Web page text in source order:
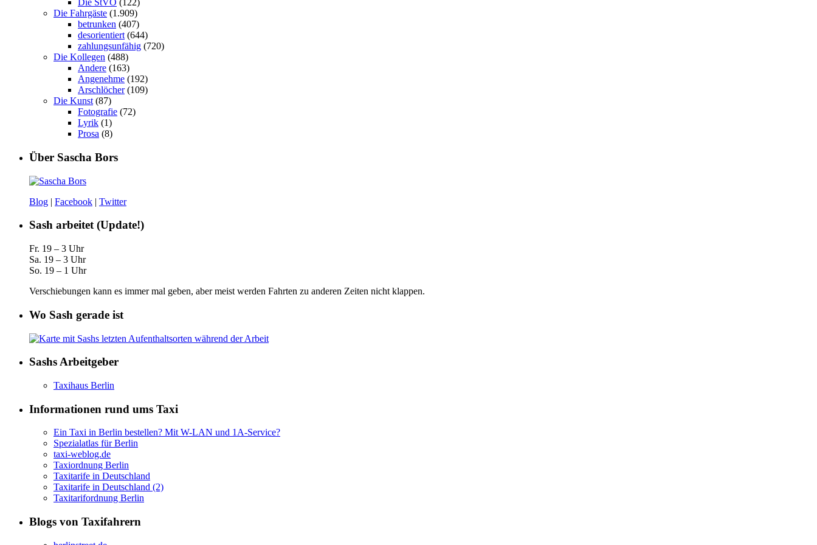
Die StVO (122)
Die Fahrgäste (1.909)
betrunken (407)
desorientiert (644)
zahlungsunfähig (720)
Die Kollegen (488)
Andere (163)
Angenehme (192)
Arschlöcher(109)
Die Kunst (87)
Fotografie (72)
Lyrik (1)
Prosa (8)
Über Sascha Bors
Blog | Facebook | Twitter
Sash arbeitet (Update!)
Fr. 19 – 3 Uhr
Sa. 19 – 3 Uhr
So. 19 – 1 Uhr
Verschiebungen kann es immer mal geben, aber meist werden Fahrten zu anderen Zeiten nicht klappen.
Wo Sash gerade ist
Sashs Arbeitgeber
Taxihaus Berlin
Informationen rund ums Taxi
Ein Taxi in Berlin bestellen? Mit W-LAN und 1A-Service?
Spezialatlas für Berlin
taxi-weblog.de
Taxiordnung Berlin
Taxitarife in Deutschland
Taxitarife in Deutschland (2)
Taxitarifordnung Berlin
Blogs von Taxifahrern